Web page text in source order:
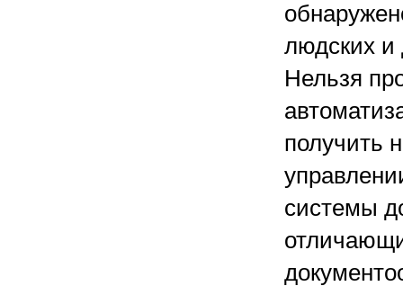
людских и
Нельзя
получить
системы